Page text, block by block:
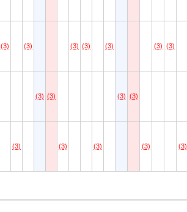
(3) (3) (3) (3) (3) (3) (3)
(3) (3) (3) (3)
(3) (3) (3) (3) (3)